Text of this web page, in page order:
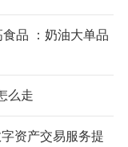
食品 ：奶油大单品
么走
资产交易服务提